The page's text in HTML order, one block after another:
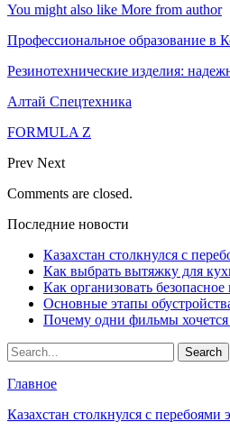
You might also like More from author
Профессиональное образование в
Резинотехнические изделия:
Алтай Спецтехника
FORMULA Z
Prev Next
Comments are closed.
Последние новости
Казахстан столкнулся с
Как выбрать вытяжку для
Как организовать
Основные этапы
Почему одни фильмы хочется
Главное
Казахстан столкнулся с